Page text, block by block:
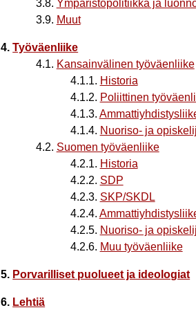
3.8. Ympäristöpolitiikka ja
3.9. Muut
4.Työväenliike
4.1. Kansainvälinen työväenliike
4.1.1. Historia
4.1.2. Poliittinen
4.1.3.
4.1.4. Nuoriso- ja
4.2. Suomen työväenliike
4.2.1. Historia
4.2.2. SDP
4.2.3. SKP/SKDL
4.2.4.
4.2.5. Nuoriso- ja
4.2.6. Muu työväenliike
5. Porvarilliset puolueet ja ideologiat
6. Lehtiä